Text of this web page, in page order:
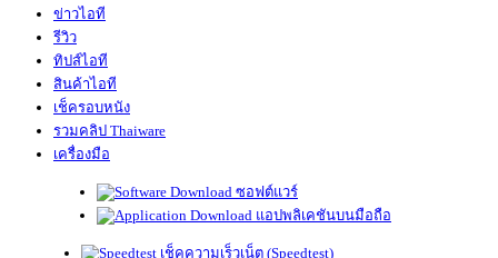
ข่าวไอที
รีวิว
ทิปส์ไอที
สินค้าไอที
เช็ครอบหนัง
รวมคลิป Thaiware
เครื่องมือ
ซอฟต์แวร์
แอปพลิเคชันบนมือถือ
เช็คความเร็วเน็ต (Speedtest)